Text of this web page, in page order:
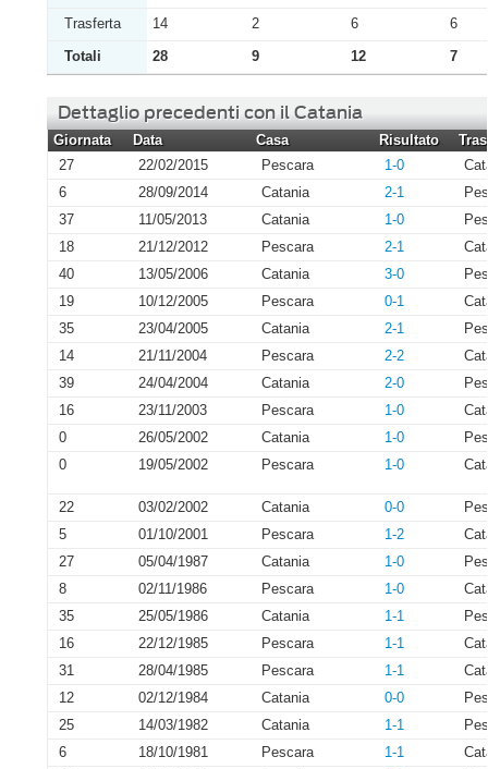
Trasferta
14 2 6
6
Totali
28 9 12 7
Dettaglio precedenti con il Catania
Giornata Data Casa Risultato
27
22/02/2015 Pescara 1-0
6
28/09/2014 Catania 2-1
37
11/05/2013 Catania 1-0
18
21/12/2012 Pescara 2-1
40
13/05/2006 Catania 3-0
19
10/12/2005 Pescara 0-1
35
23/04/2005 Catania 2-1
14
21/11/2004 Pescara 2-2
39
24/04/2004 Catania 2-0
16
23/11/2003 Pescara 1-0
0
26/05/2002 Catania 1-0
0
19/05/2002 Pescara 1-0
22 03/02/2002 Catania 0-0
5
01/10/2001 Pescara 1-2
27
05/04/1987 Catania 1-0
8
02/11/1986 Pescara 1-0
35
25/05/1986 Catania 1-1
16
22/12/1985 Pescara 1-1
31
28/04/1985 Pescara 1-1
12
02/12/1984 Catania 0-0
25
14/03/1982 Catania 1-1
6
18/10/1981 Pescara 1-1